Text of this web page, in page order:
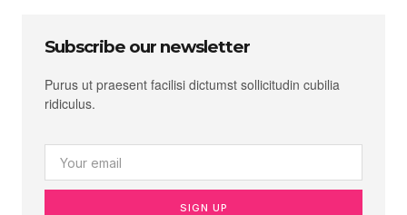
Subscribe our newsletter
Purus ut praesent facilisi dictumst sollicitudin cubilia
ridiculus.
SIGN UP